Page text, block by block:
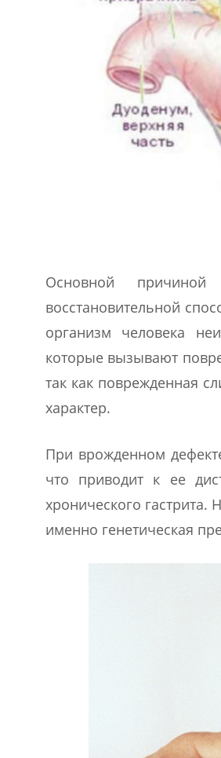
Основной причиной
восстановительной
организм человека
которые вызывают
так как поврежденная
характер.
При врожденном
что приводит к ее
хронического
именно генетическая